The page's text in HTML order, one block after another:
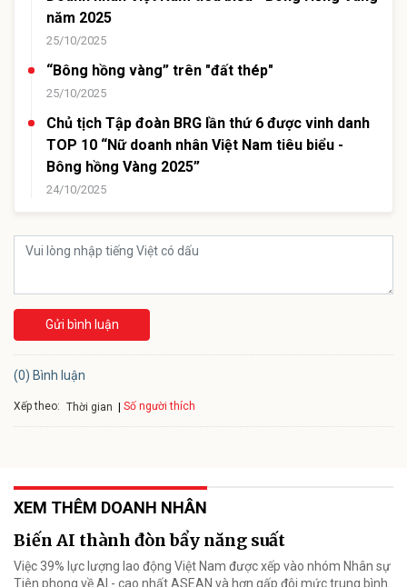
năm 2025
25/10/2025
“Bông hồng vàng” trên "đất thép"
25/10/2025
Chủ tịch Tập đoàn BRG lần thứ 6 được vinh danh
TOP 10 “Nữ doanh nhân Việt Nam tiêu biểu -
Bông hồng Vàng 2025”
24/10/2025
Gửi bình luận
(0) Bình luận
Xếp theo: Thời gian Số người thích
XEM THÊM DOANH NHÂN
Biến AI thành đòn bẩy năng suất
Việc 39% lực lượng lao động Việt Nam được xếp vào nhóm Nhân sự
Tiên phong về AI - cao nhất ASEAN và hơn gấp đôi mức trung bình